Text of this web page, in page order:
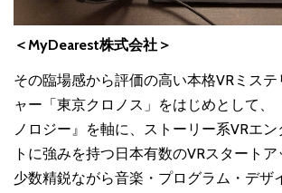
＜MyDearest株式会社＞
その臨場感から評価の高い本格VRミス
ャー「東京クロノス」をはじめとして、
ノロジー』を軸に、ストーリー系VRエ
トに強みを持つ日本有数のVRスタートア
少数精鋭ながら音楽・プログラム・デザ